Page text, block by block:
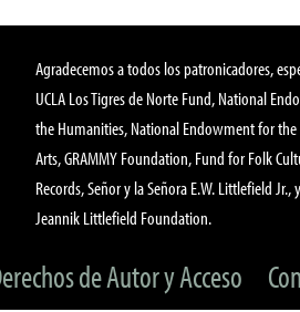
Agradecemos a todos los patronicadores,
UCLA Los Tigres de Norte Fund, National
the Humanities, National Endowment for the
Arts, GRAMMY Foundation, Fund for Folk
Records, Señor y la Señora E.W. Littlefield
Jeannik Littlefield Foundation.
de Autor y Acceso